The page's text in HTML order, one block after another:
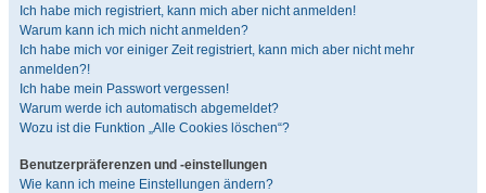
Ich habe mich registriert, kann mich aber nicht anmelden!
Warum kann ich mich nicht anmelden?
Ich habe mich vor einiger Zeit registriert, kann mich aber nicht mehr
anmelden?!
Ich habe mein Passwort vergessen!
Warum werde ich automatisch abgemeldet?
Wozu ist die Funktion „Alle Cookies löschen“?
Benutzerpräferenzen und -einstellungen
Wie kann ich meine Einstellungen ändern?